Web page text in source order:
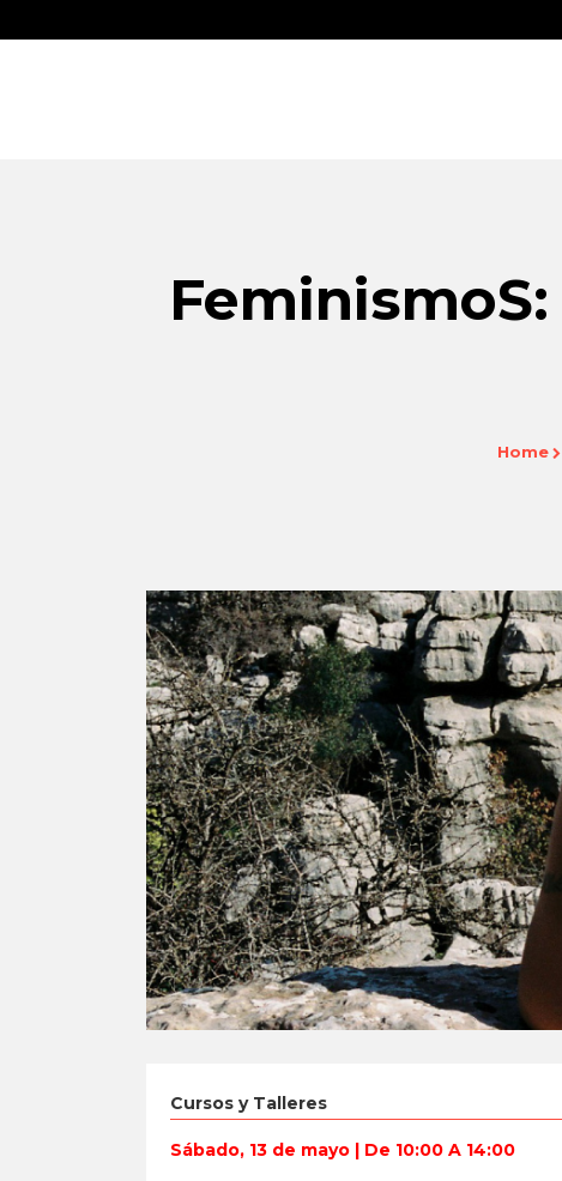
Home
Cursos y Talleres
Sábado, 13 de mayo | De 10:00 A 14:00